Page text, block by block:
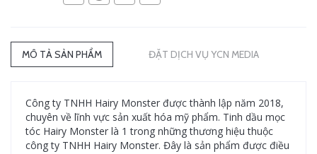
MÔ TẢ SẢN PHẨM ĐẶT DỊCH VỤ YCN MEDIA
Công ty TNHH Hairy Monster được thành lập năm 2018,
chuyên về lĩnh vực sản xuất hóa mỹ phẩm. Tinh dầu mọc
tóc Hairy Monster là 1 trong những thương hiệu thuộc
công ty TNHH Hairy Monster. Đây là sản phẩm được điều